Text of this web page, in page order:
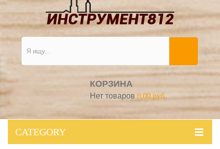
КОРЗИНА
Нет товаров 0,00 руб.
CATEGORY